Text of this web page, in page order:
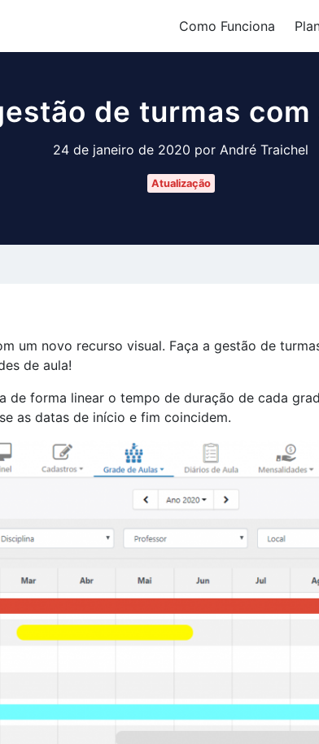
Como Funciona
de turmas
24 de janeiro de 2020 por André Traichel
Atualização
um novo recurso visual. Faça a gestão de
de aula!
de forma linear o tempo de duração de cada
as datas de início e fim coincidem.